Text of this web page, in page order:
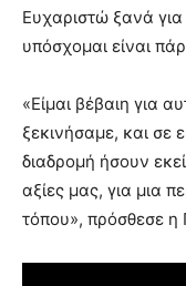
Ευχαριστώ ξανά
υπόσχομαι είναι
«Είμαι βέβαιη για
ξεκινήσαμε, και σε
διαδρομή ήσουν
αξίες μας, για μια
τόπου», πρόσθεσε